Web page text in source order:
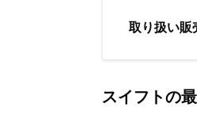
取り扱い販
0
スイフトの